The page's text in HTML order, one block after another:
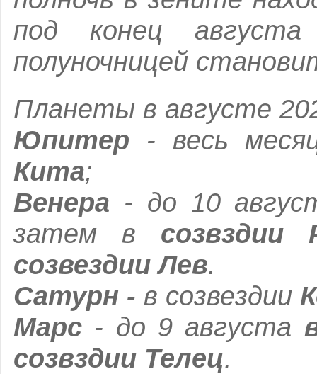
под конец
полуночницей
Планеты в августе
Юпитер - весь
Кита;
Венера - до 10
затем в
созвездии Лев.
Сатурн - в созвездии
Марс - до 9 августа
созвздии Телец.